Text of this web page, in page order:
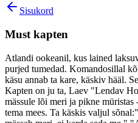
Sisukord
Must kapten
Atlandi ookeanil, kus lained
purjed tumedad. Komandosillal
käsu annab ta kare, käskiv hääl.
Kapten on ju ta, Laev "Lendav
mässule lõi meri ja pikne
tema mees. Ta käskis valjul